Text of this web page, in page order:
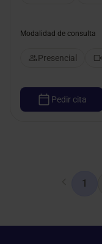
Modalidad de consulta
Presencial
Pedir cita
1